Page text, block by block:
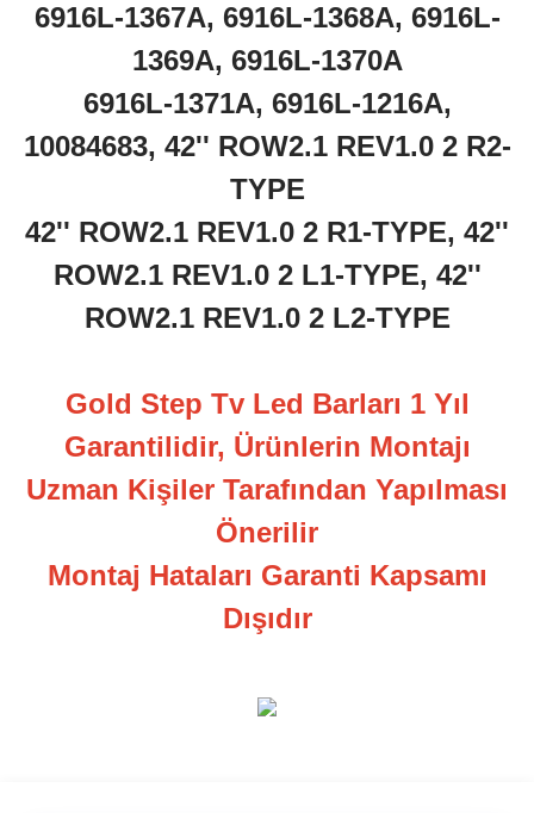
6916L-1367A, 6916L-1368A, 6916L-
1369A, 6916L-1370A
6916L-1371A, 6916L-1216A,
10084683, 42'' ROW2.1 REV1.0 2 R2-
TYPE
42'' ROW2.1 REV1.0 2 R1-TYPE, 42''
ROW2.1 REV1.0 2 L1-TYPE, 42''
ROW2.1 REV1.0 2 L2-TYPE
Gold Step Tv Led Barları 1 Yıl
Garantilidir, Ürünlerin Montajı
Uzman Kişiler Tarafından Yapılması
Önerilir
Montaj Hataları Garanti Kapsamı
Dışıdır